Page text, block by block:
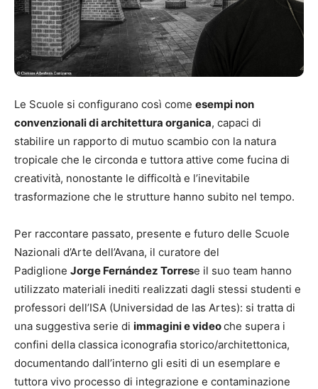
Le Scuole si configurano così come esempi non
convenzionali di architettura organica, capaci di
stabilire un rapporto di mutuo scambio con la natura
tropicale che le circonda e tuttora attive come fucina di
creatività, nonostante le difficoltà e l’inevitabile
trasformazione che le strutture hanno subito nel tempo.
Per raccontare passato, presente e futuro delle Scuole
Nazionali d’Arte dell’Avana, il curatore del
Padiglione Jorge Fernández Torrese il suo team hanno
utilizzato materiali inediti realizzati dagli stessi studenti e
professori dell’ISA (Universidad de las Artes): si tratta di
una suggestiva serie di immagini e videoche supera i
confini della classica iconografia storico/architettonica,
documentando dall’interno gli esiti di un esemplare e
tuttora vivo processo di integrazione e contaminazione